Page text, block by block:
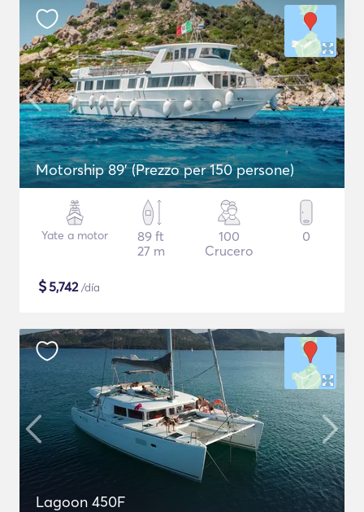
Motorship 89' (Prezzo per 150 persone)
Yate a motor
89 ft
27 m
100
Crucero
0
$5,742/día
Lagoon 450F